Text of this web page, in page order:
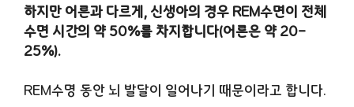
하지만 어른과 다르게, 신생아의 경우 REM수면이 전체
수면 시간의 약 50%를 차지합니다(어른은 약 20-
25%).
REM수명 동안 뇌 발달이 일어나기 때문이라고 합니다.